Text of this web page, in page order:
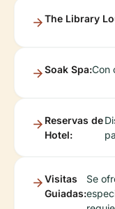
The Library
Soak Spa:Con
Reservas de
Hotel:
Visitas
Guiadas:
Se